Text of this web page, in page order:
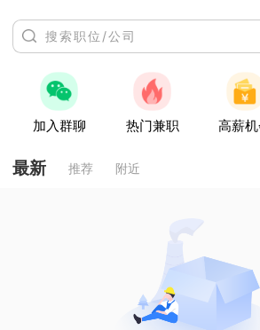
加入群聊 热门兼职 高薪
最新 推荐 附近